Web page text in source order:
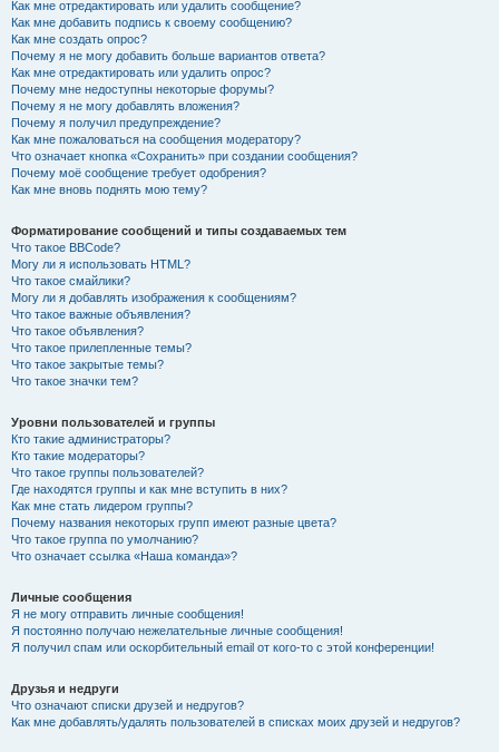
Как мне отредактировать или удалить сообщение?
Как мне добавить подпись к своему сообщению?
Как мне создать опрос?
Почему я не могу добавить больше вариантов ответа?
Как мне отредактировать или удалить опрос?
Почему мне недоступны некоторые форумы?
Почему я не могу добавлять вложения?
Почему я получил предупреждение?
Как мне пожаловаться на сообщения модератору?
Что означает кнопка «Сохранить» при создании сообщения?
Почему моё сообщение требует одобрения?
Как мне вновь поднять мою тему?
Форматирование сообщений и типы создаваемых тем
Что такое BBCode?
Могу ли я использовать HTML?
Что такое смайлики?
Могу ли я добавлять изображения к сообщениям?
Что такое важные объявления?
Что такое объявления?
Что такое прилепленные темы?
Что такое закрытые темы?
Что такое значки тем?
Уровни пользователей и группы
Кто такие администраторы?
Кто такие модераторы?
Что такое группы пользователей?
Где находятся группы и как мне вступить в них?
Как мне стать лидером группы?
Почему названия некоторых групп имеют разные цвета?
Что такое группа по умолчанию?
Что означает ссылка «Наша команда»?
Личные сообщения
Я не могу отправить личные сообщения!
Я постоянно получаю нежелательные личные сообщения!
Я получил спам или оскорбительный email от кого-то с этой конференции!
Друзья и недруги
Что означают списки друзей и недругов?
Как мне добавлять/удалять пользователей в списках моих друзей и недругов?